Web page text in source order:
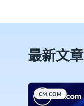
最新文章
CM.COM